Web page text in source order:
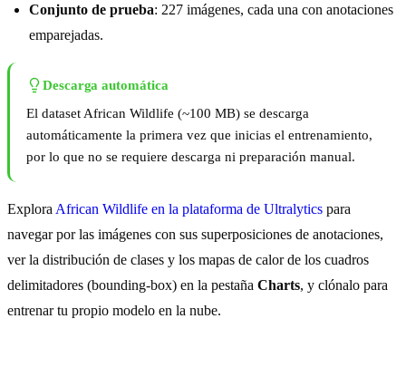
Conjunto de prueba: 227 imágenes, cada una con anotaciones
emparejadas.
Descarga automática
El dataset African Wildlife (~100 MB) se descarga
automáticamente la primera vez que inicias el entrenamiento,
por lo que no se requiere descarga ni preparación manual.
Explora African Wildlife en la plataforma de Ultralytics para
navegar por las imágenes con sus superposiciones de anotaciones,
ver la distribución de clases y los mapas de calor de los cuadros
delimitadores (bounding-box) en la pestaña Charts, y clónalo para
entrenar tu propio modelo en la nube.